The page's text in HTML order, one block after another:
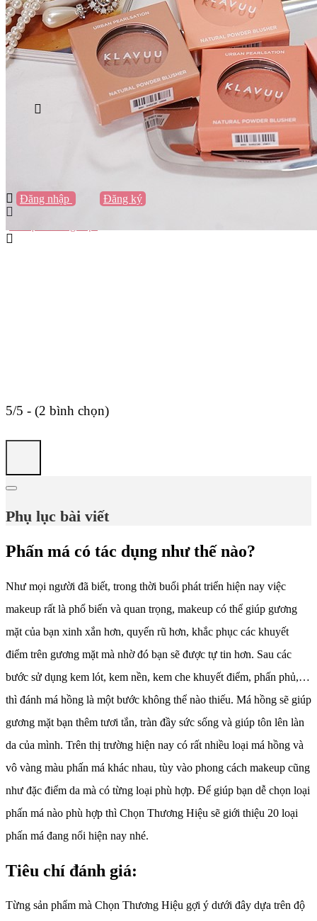
Vũng Tàu
Nha Trang
Đà Lạt
Cần Thơ
Quy Nhơn
Thừa Thiên Huế
Khác…
Sách / Truyện
Lifestyle
Đăng nhập
Đăng ký
5/5 - (2 bình chọn)
Phụ lục bài viết
Phấn má có tác dụng như thế nào?
Như mọi người đã biết, trong thời buổi phát triển hiện nay việc
makeup rất là phổ biến và quan trọng, makeup có thể giúp gương
mặt của bạn xinh xắn hơn, quyến rũ hơn, khắc phục các khuyết
điểm trên gương mặt mà nhờ đó bạn sẽ được tự tin hơn. Sau các
bước sử dụng kem lót, kem nền, kem che khuyết điểm, phấn phủ,…
thì đánh má hồng là một bước không thể nào thiếu. Má hồng sẽ giúp
gương mặt bạn thêm tươi tắn, tràn đầy sức sống và giúp tôn lên làn
da của mình. Trên thị trường hiện nay có rất nhiều loại má hồng và
vô vàng màu phấn má khác nhau, tùy vào phong cách makeup cũng
như đặc điểm da mà có từng loại phù hợp. Để giúp bạn dễ chọn loại
phấn má nào phù hợp thì Chọn Thương Hiệu sẽ giới thiệu 20 loại
phấn má đang nổi hiện nay nhé.
Tiêu chí đánh giá:
Từng sản phẩm mà Chọn Thương Hiệu gợi ý dưới đây dựa trên độ